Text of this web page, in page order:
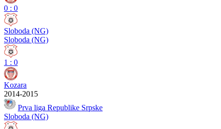
0 : 0
Sloboda (NG)
Sloboda (NG)
1 : 0
Kozara
2014-2015
Prva liga Republike Srpske
Sloboda (NG)